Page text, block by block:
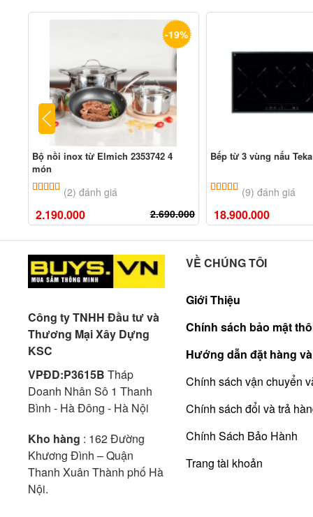
-19%
Bộ nồi inox từ Elmich 2353742 4
món
5.00 trên 5 dựa trên
(2) đánh giá
2.190.000 2.690.000
Bếp từ 3 vùng nấu
5.00 trên 5 dựa
(9) đánh giá
18.900.000
Công ty TNHH Đầu tư và
Thương Mại Xây Dựng
KSC
VPĐD:P3615B Tháp
Doanh Nhân Sô 1 Thanh
Bình - Hà Đông - Hà Nội
Kho hàng : 162 Đường
Khương Đình – Quận
Thanh Xuân Thành phố Hà
Nội.
VỀ CHÚNG TÔI
Giới Thiệu
Chính sách bảo mật
Hướng dẫn đặt hàng
Chính sách vận chuyển
Chính sách đổi và trả
Chính Sách Bảo Hành
Trang tài khoản